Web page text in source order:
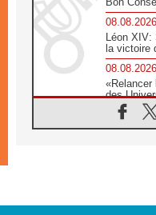
08.08.2026
Léon XIV:
la victoire
08.08.2026
«Relancer
des
Signis